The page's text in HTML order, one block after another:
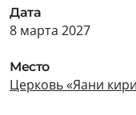
Дата
8 марта 2027
Место
Церковь «Яани